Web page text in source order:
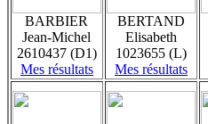
BARBIER
Jean-Michel
2610437 (D1)
Mes résultats
BERTAND
Elisabeth
1023655 (L)
Mes résultats